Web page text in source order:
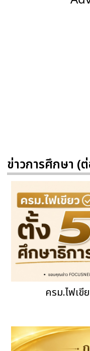
ข่าวการศึกษา (
ครม.ไฟเขี